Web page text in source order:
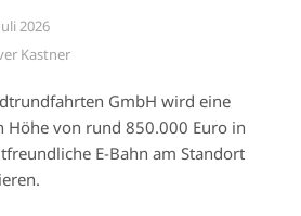
2026
Kastner
GmbH wird eine
Höhe von rund 850.000 Euro in
E-Bahn am Standort